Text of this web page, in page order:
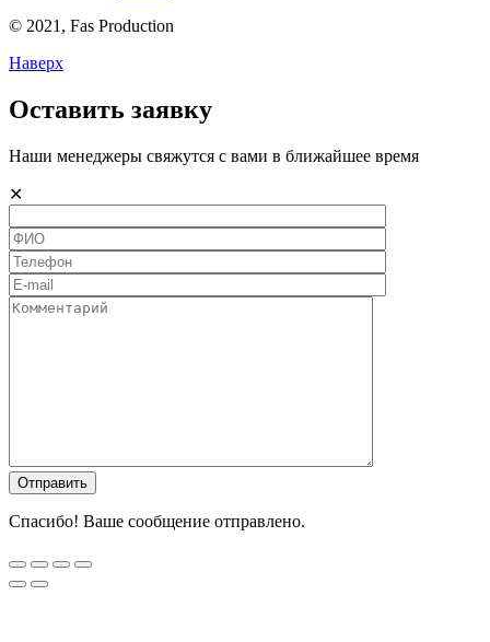
© 2021, Fas Production
Наверх
Оставить заявку
Наши менеджеры свяжутся с вами в ближайшее время
✕
Спасибо! Ваше сообщение отправлено.